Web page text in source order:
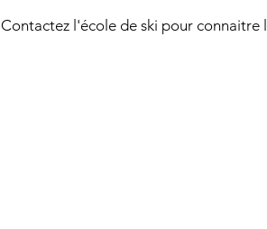
Contactez l'école de ski pour connaitre